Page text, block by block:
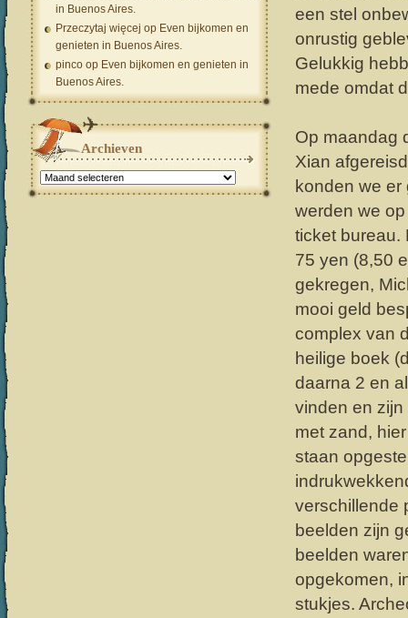
een stel
onrustig
Gelukkig
mede omdat
Op maandag
Xian
konden we
werden we
ticket bureau.
75 yen (8,50
gekregen,
mooi geld
complex van
heilige boek
daarna 2 en
vinden en
met zand,
staan
verschillende
beelden zijn
beelden
opgekomen,
stukjes.
in Buenos Aires.
Przeczytaj więcej op Even bijkomen en
genieten in Buenos Aires.
pinco op Even bijkomen en genieten in
Buenos Aires.
Archieven
Archieven